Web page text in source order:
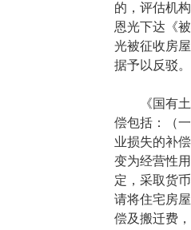
的，评估机
恩光下达《
光被征收房
据予以反驳
《国有土地
偿包括：（
业损失的补
变为经营性
定，采取货
请将住宅房
偿及搬迁费